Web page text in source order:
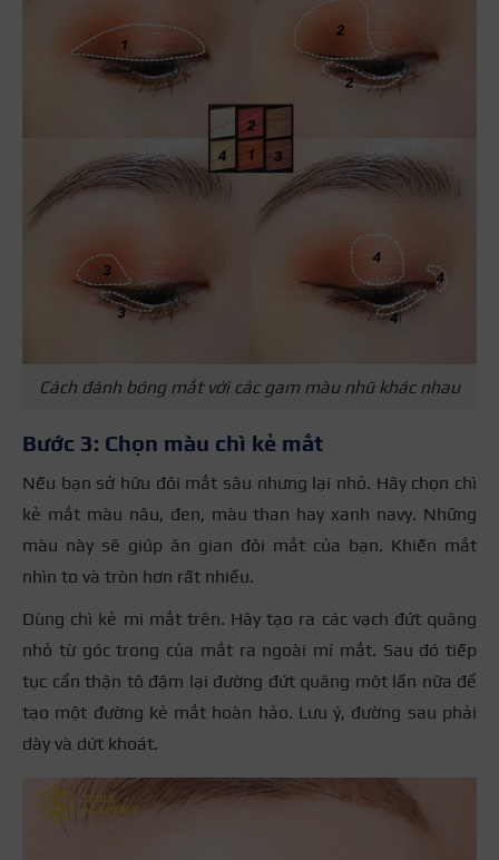
Cách đánh bóng mắt với các gam màu nhũ khác nhau
Bước 3: Chọn màu chì kẻ mắt
Nếu bạn sở hữu đôi mắt sâu nhưng lại nhỏ. Hãy chọn chì
kẻ mắt màu nâu, đen, màu than hay xanh navy. Những
màu này sẽ giúp ăn gian đôi mắt của bạn. Khiến mắt
nhìn to và tròn hơn rất nhiều.
Dùng chì kẻ mi mắt trên. Hãy tạo ra các vạch đứt quãng
nhỏ từ góc trong của mắt ra ngoài mí mắt. Sau đó tiếp
tục cẩn thận tô đậm lại đường đứt quãng một lần nữa để
tạo một đường kẻ mắt hoàn hảo. Lưu ý, đường sau phải
dày và dứt khoát.